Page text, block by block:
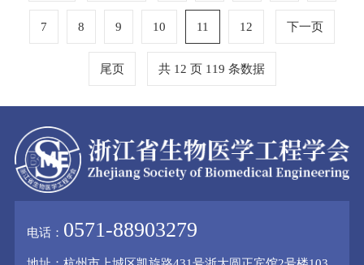
7 8 9 10 11 12 下一页
尾页 共 12 页 119 条数据
电话： 0571-88903279